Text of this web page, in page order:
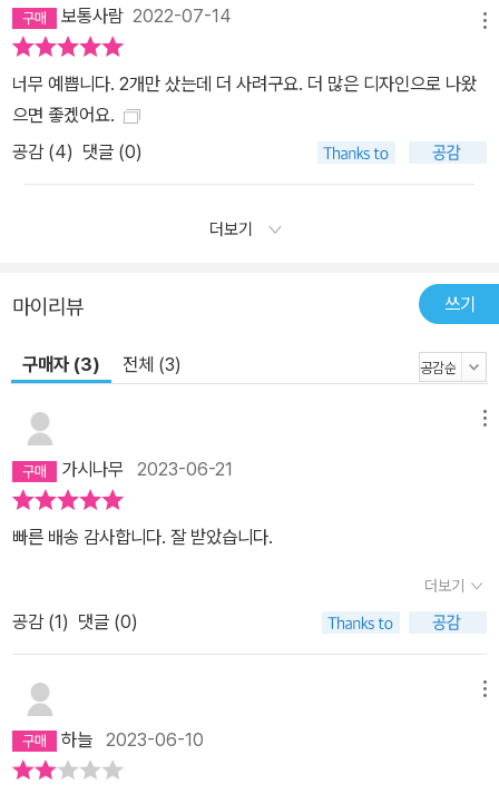
보통사람 2022-07-14
너무 예쁩니다. 2개만 샀는데 더 사려구요. 더 많은 디자인으로 나왔
으면 좋겠어요.
공감 (4) 댓글 (0)
더보기
마이리뷰 쓰기
구매자 (3) 전체 (3)
가시나무 2023-06-21
빠른 배송 감사합니다. 잘 받았습니다.
더보기
공감 (1) 댓글 (0)
하늘 2023-06-10